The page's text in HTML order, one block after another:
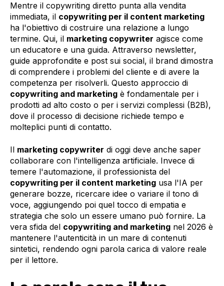
Mentre il copywriting diretto punta alla vendita
immediata, il copywriting per il content marketing
ha l'obiettivo di costruire una relazione a lungo
termine. Qui, il marketing copywriter agisce come
un educatore e una guida. Attraverso newsletter,
guide approfondite e post sui social, il brand dimostra
di comprendere i problemi del cliente e di avere la
competenza per risolverli. Questo approccio di
copywriting and marketing è fondamentale per i
prodotti ad alto costo o per i servizi complessi (B2B),
dove il processo di decisione richiede tempo e
molteplici punti di contatto.
Il marketing copywriter di oggi deve anche saper
collaborare con l'intelligenza artificiale. Invece di
temere l'automazione, il professionista del
copywriting per il content marketing usa l'IA per
generare bozze, ricercare idee o variare il tono di
voce, aggiungendo poi quel tocco di empatia e
strategia che solo un essere umano può fornire. La
vera sfida del copywriting and marketing nel 2026 è
mantenere l'autenticità in un mare di contenuti
sintetici, rendendo ogni parola carica di valore reale
per il lettore.